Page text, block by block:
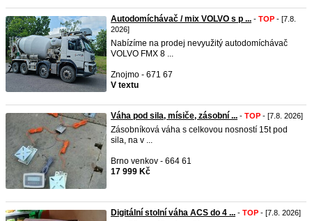
Autodomíchávač / mix VOLVO s p ... - TOP - [7.8.
2026]
Nabízíme na prodej nevyužitý autodomíchávač
VOLVO FMX 8 ...
Znojmo - 671 67
V textu
Váha pod sila, mísiče, zásobní ... - TOP - [7.8. 2026]
Zásobníková váha s celkovou nosností 15t pod
sila, na v ...
Brno venkov - 664 61
17 999 Kč
Digitální stolní váha ACS do 4 ... - TOP - [7.8. 2026]